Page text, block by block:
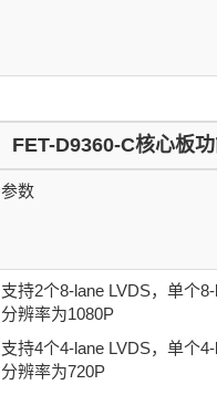
FET-D9360-C核心板
参数
支持2个8-lane LVDS，单个
分辨率为1080P
支持4个4-lane LVDS，单个
分辨率为720P